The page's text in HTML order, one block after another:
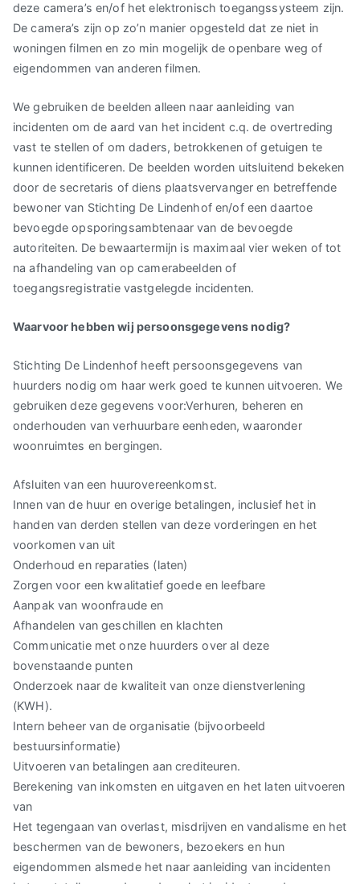
deze camera’s en/of het elektronisch toegangssysteem zijn.
De camera’s zijn op zo’n manier opgesteld dat ze niet in
woningen filmen en zo min mogelijk de openbare weg of
eigendommen van anderen filmen.
We gebruiken de beelden alleen naar aanleiding van
incidenten om de aard van het incident c.q. de overtreding
vast te stellen of om daders, betrokkenen of getuigen te
kunnen identificeren. De beelden worden uitsluitend bekeken
door de secretaris of diens plaatsvervanger en betreffende
bewoner van Stichting De Lindenhof en/of een daartoe
bevoegde opsporingsambtenaar van de bevoegde
autoriteiten. De bewaartermijn is maximaal vier weken of tot
na afhandeling van op camerabeelden of
toegangsregistratie vastgelegde incidenten.
Waarvoor hebben wij persoonsgegevens nodig?
Stichting De Lindenhof heeft persoonsgegevens van
huurders nodig om haar werk goed te kunnen uitvoeren. We
gebruiken deze gegevens voor:Verhuren, beheren en
onderhouden van verhuurbare eenheden, waaronder
woonruimtes en bergingen.
Afsluiten van een huurovereenkomst.
Innen van de huur en overige betalingen, inclusief het in
handen van derden stellen van deze vorderingen en het
voorkomen van uit
Onderhoud en reparaties (laten)
Zorgen voor een kwalitatief goede en leefbare
Aanpak van woonfraude en
Afhandelen van geschillen en klachten
Communicatie met onze huurders over al deze
bovenstaande punten
Onderzoek naar de kwaliteit van onze dienstverlening
(KWH).
Intern beheer van de organisatie (bijvoorbeeld
bestuursinformatie)
Uitvoeren van betalingen aan crediteuren.
Berekening van inkomsten en uitgaven en het laten uitvoeren
van
Het tegengaan van overlast, misdrijven en vandalisme en het
beschermen van de bewoners, bezoekers en hun
eigendommen alsmede het naar aanleiding van incidenten